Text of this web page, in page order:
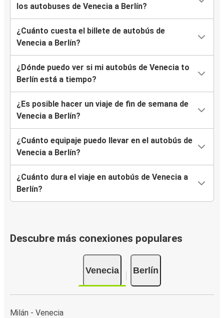
los autobuses de Venecia a Berlín?
¿Cuánto cuesta el billete de autobús de
Venecia a Berlín?
¿Dónde puedo ver si mi autobús de Venecia to
Berlín está a tiempo?
¿Es posible hacer un viaje de fin de semana de
Venecia a Berlín?
¿Cuánto equipaje puedo llevar en el autobús de
Venecia a Berlín?
¿Cuánto dura el viaje en autobús de Venecia a
Berlín?
Descubre más conexiones populares
Venecia Berlín
Milán - Venecia